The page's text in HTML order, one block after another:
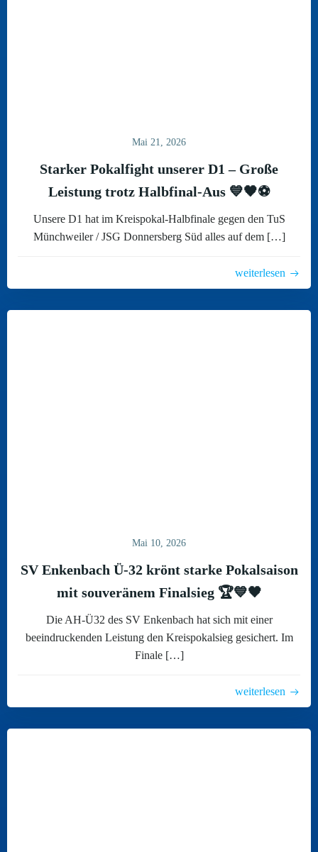
Mai 21, 2026
Starker Pokalfight unserer D1 – Große
Leistung trotz Halbfinal-Aus 💙🖤⚽
Unsere D1 hat im Kreispokal-Halbfinale gegen den TuS
Münchweiler / JSG Donnersberg Süd alles auf dem […]
weiterlesen
Mai 10, 2026
SV Enkenbach Ü-32 krönt starke Pokalsaison
mit souveränem Finalsieg 🏆💙🖤
Die AH-Ü32 des SV Enkenbach hat sich mit einer
beeindruckenden Leistung den Kreispokalsieg gesichert. Im
Finale […]
weiterlesen